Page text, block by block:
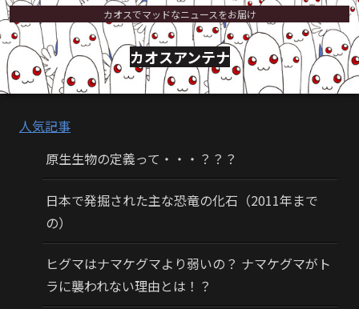
カオスでマッドなニュースをお届け
カオスアンテナ
人気記事
原生生物の定義って・・・？？？
日本で発掘された主な恐竜の化石（2011年まで
の）
ヒグマはナマケグマより弱いの？ ナマケグマがト
ラに襲われない理由とは！？